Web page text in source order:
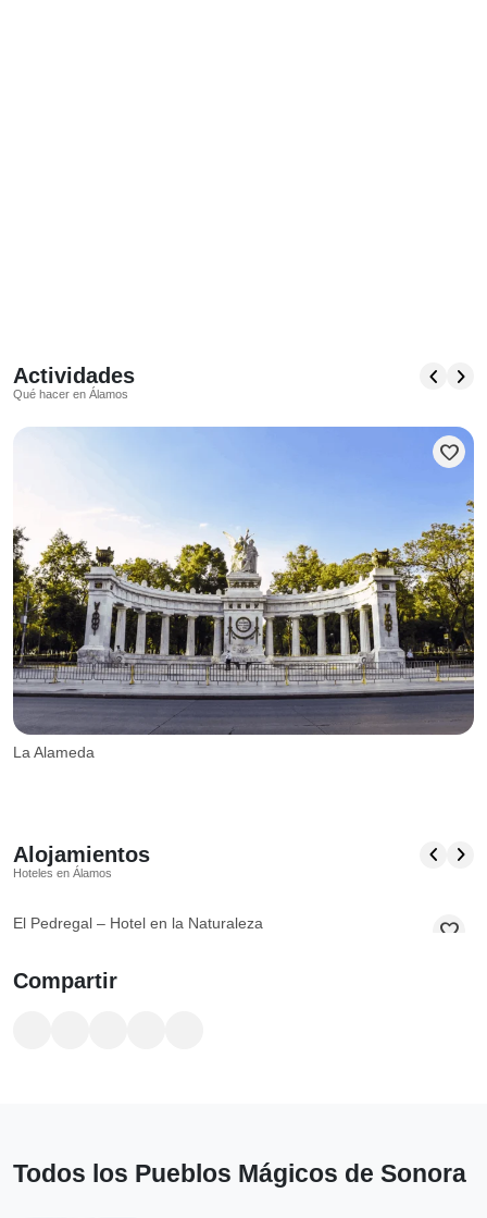
Actividades
Qué hacer en Álamos
chevron_left chevron_right
favorite
La Alameda
Alojamientos
Hoteles en Álamos
chevron_left chevron_right
favorite
El Pedregal – Hotel en la Naturaleza
Compartir
Todos los Pueblos Mágicos de Sonora